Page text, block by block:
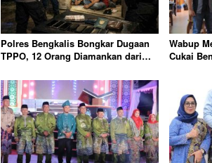
Polres Bengkalis Bongkar Dugaan
TPPO, 12 Orang Diamankan dari
Wabup
Cukai